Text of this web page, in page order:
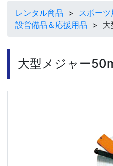
レンタル商品 > スポーツ
設営備品＆応援用品 > 大
大型メジャー